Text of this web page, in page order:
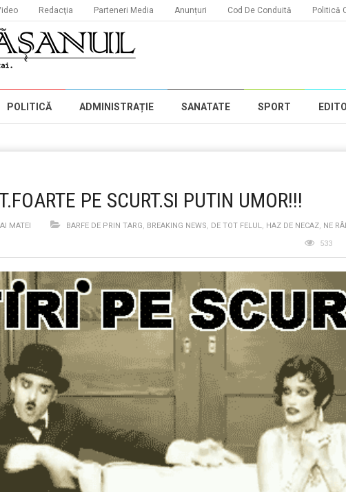
Redacţia Parteneri Media Anunțuri Cod De Conduită Politică
POLITICĂ ADMINISTRAȚIE SANATATE SPORT
PE SCURT.SI PUTIN UMOR!!!
MATEI BARFE DE PRIN TARG, BREAKING NEWS, DE TOT FELUL, HAZ DE NECAZ, NE
533